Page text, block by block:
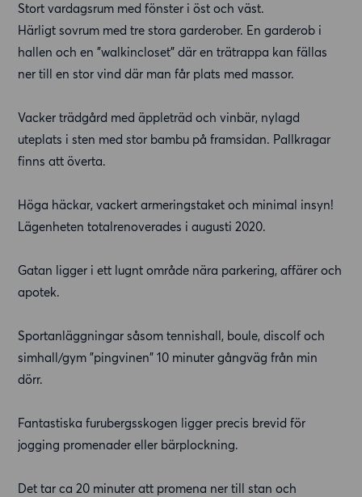
Stort vardagsrum med fönster i öst och väst.
Härligt sovrum med tre stora garderober. En garderob i
hallen och en "walkincloset" där en trätrappa kan fällas
ner till en stor vind där man får plats med massor.
Vacker trädgård med äppleträd och vinbär, nylagd
uteplats i sten med stor bambu på framsidan. Pallkragar
finns att överta.
Höga häckar, vackert armeringstaket och minimal insyn!
Lägenheten totalrenoverades i augusti 2020.
Gatan ligger i ett lugnt område nära parkering, affärer och
apotek.
Sportanläggningar såsom tennishall, boule, discolf och
simhall/gym "pingvinen" 10 minuter gångväg från min
dörr.
Fantastiska furubergsskogen ligger precis brevid för
jogging promenader eller bärplockning.
Det tar ca 20 minuter att promena ner till stan och